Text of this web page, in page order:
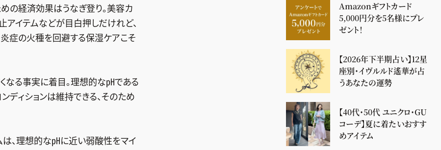
の経済効果はうなぎ登り。美容カ
アイテムなどが目白押しだけれど、
症の火種を回避する保湿ケアこそ
なる事実に着目。理想的な㏗である
ィションは維持できる、そのため
は、理想的な㏗に近い弱酸性をマイ
Amazonギフトカード
5,000円分を5名様にプレ
ゼント！
【2026年下半期占い】12星
座別・イヴルルド遙華が占
うあなたの運勢
【40代・50代 ユニクロ・GU
コーデ】夏に着たいおすす
めアイテム